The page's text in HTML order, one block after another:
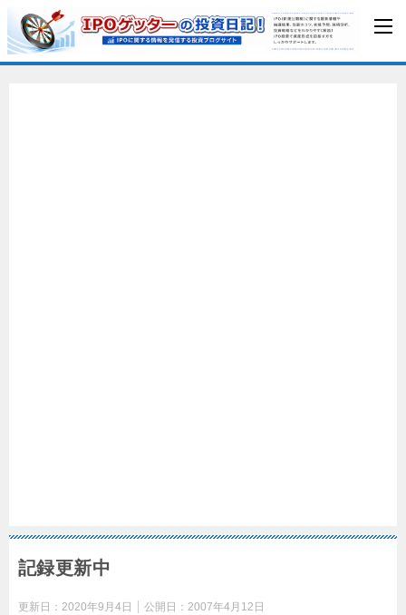
記録更新中
更新日： 2020年9月4日 公開日： 2007年4月12日